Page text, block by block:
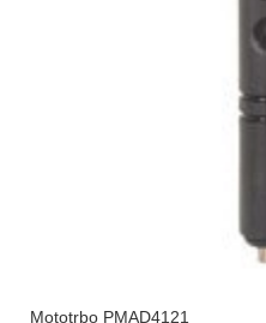
Mototrbo PMAD4121